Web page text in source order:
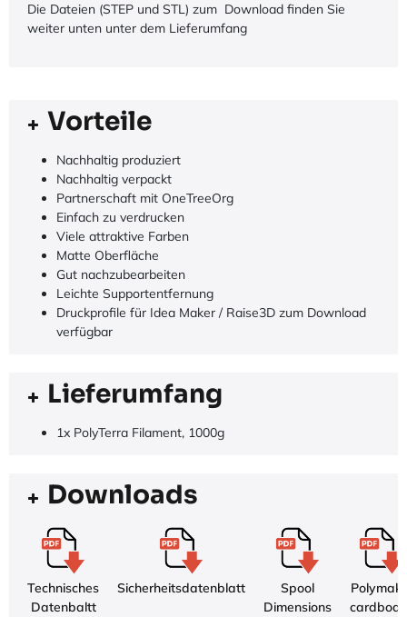
Die Dateien (STEP und STL) zum Download finden Sie
weiter unten unter dem Lieferumfang
Vorteile
Nachhaltig produziert
Nachhaltig verpackt
Partnerschaft mit OneTreeOrg
Einfach zu verdrucken
Viele attraktive Farben
Matte Oberfläche
Gut nachzubearbeiten
Leichte Supportentfernung
Druckprofile für Idea Maker / Raise3D zum Download
verfügbar
Lieferumfang
1x PolyTerra Filament, 1000g
Downloads
Technisches
Datenbaltt
Sicherheitsdatenblatt
Spool
Dimensions